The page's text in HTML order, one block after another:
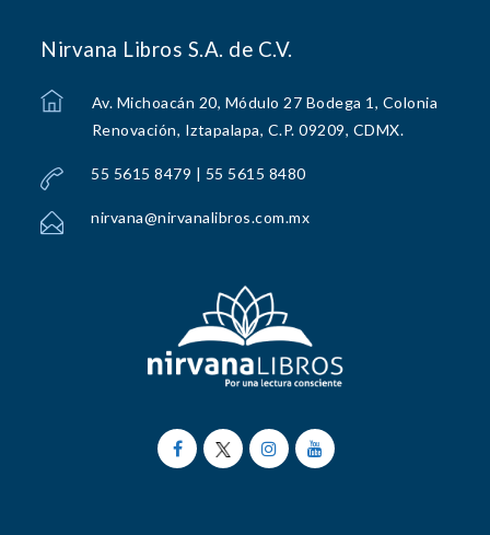
Nirvana Libros S.A. de C.V.
Av. Michoacán 20, Módulo 27 Bodega 1, Colonia
Renovación, Iztapalapa, C.P. 09209, CDMX.
55 5615 8479 | 55 5615 8480
nirvana@nirvanalibros.com.mx